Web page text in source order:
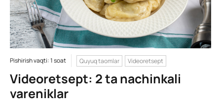
Pishirish vaqti: 1 soat Quyuq taomlar Videoretsept
Videoretsept: 2 ta nachinkali
vareniklar